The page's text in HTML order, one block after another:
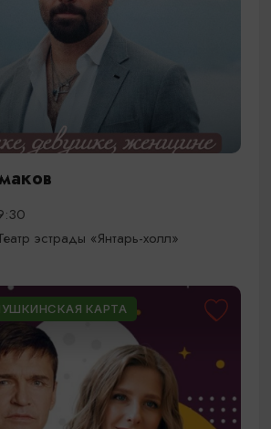
эстрады «Янтарь-холл»
КАРТА